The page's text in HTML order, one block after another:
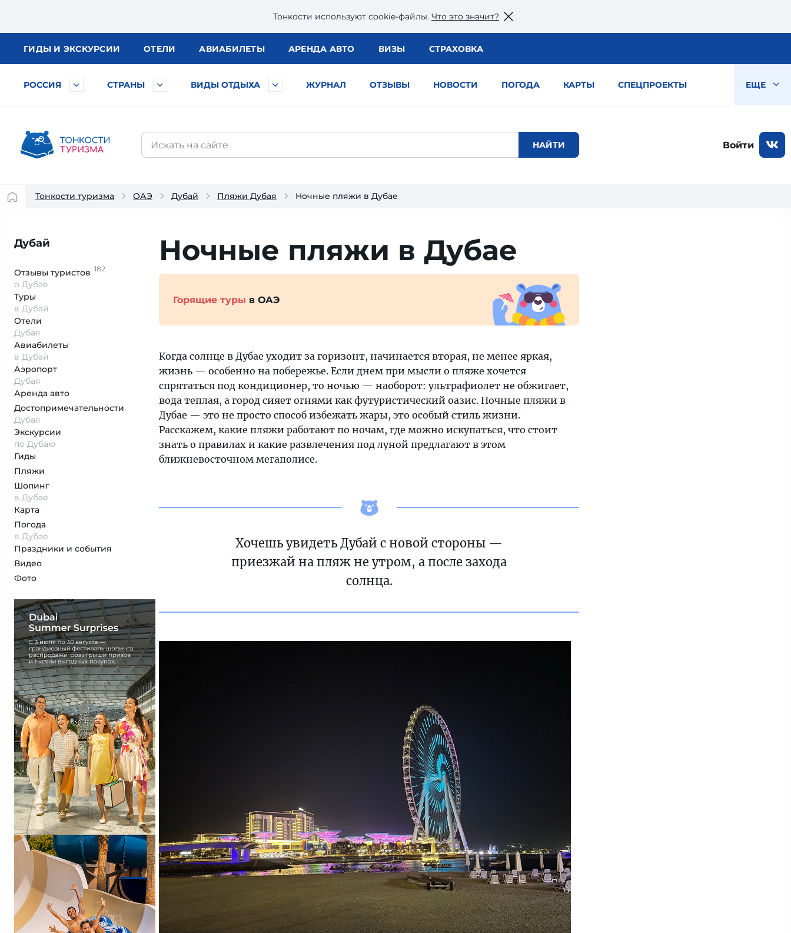
Тонкости используют сookie-файлы. Что это значит?
ГИДЫ И ЭКСКУРСИИ ОТЕЛИ АВИАБИЛЕТЫ АРЕНДА АВТО ВИЗЫ СТРАХОВКА
РОССИЯ СТРАНЫ ВИДЫ ОТДЫХА ЖУРНАЛ ОТЗЫВЫ НОВОСТИ ПОГОДА КАРТЫ СПЕЦПРОЕКТЫ ЕЩЕ
Войти
Тонкости туризма ОАЭ Дубай Пляжи Дубая Ночные пляжи в Дубае
Дубай
Отзывы туристов 182
о Дубае
Туры
в Дубай
Отели
Дубая
Авиабилеты
в Дубай
Аэропорт
Дубая
Аренда авто
Достопримеча­тельности
Дубая
Экскурсии
по Дубаю
Гиды
Пляжи
Шопинг
в Дубае
Карта
Погода
в Дубае
Праздники и события
Видео
Фото
Ночные пляжи в Дубае
Горящие туры в ОАЭ
Когда солнце в Дубае уходит за горизонт, начинается вторая, не менее яркая,
жизнь — особенно на побережье. Если днем при мысли о пляже хочется
спрятаться под кондиционер, то ночью — наоборот: ультрафиолет не обжигает,
вода теплая, а город сияет огнями как футуристический оазис. Ночные пляжи в
Дубае — это не просто способ избежать жары, это особый стиль жизни.
Расскажем, какие пляжи работают по ночам, где можно искупаться, что стоит
знать о правилах и какие развлечения под луной предлагают в этом
ближневосточном мегаполисе.
Хочешь увидеть Дубай с новой стороны —
приезжай на пляж не утром, а после захода
солнца.